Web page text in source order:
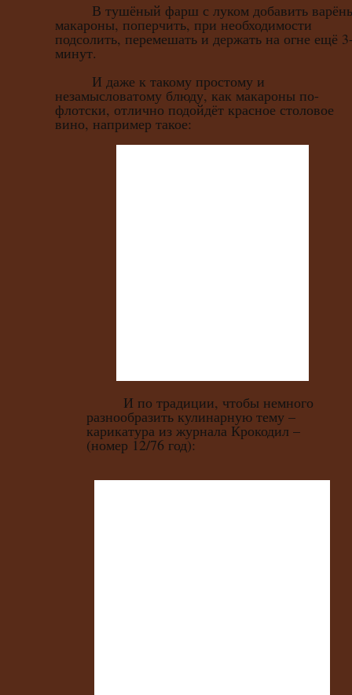
В тушёный фарш с луком добавить
макароны, поперчить, при необходимости
подсолить, перемешать и держать на огне ещё
минут.
И даже к такому простому и
незамысловатому блюду, как макароны по-
флотски, отлично подойдёт красное столовое
вино, например такое:
И по традиции, чтобы немного
разнообразить кулинарную тему –
карикатура из журнала Крокодил –
(номер 12/76 год):